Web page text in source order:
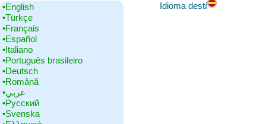
•‎English
•‎Türkçe
•‎Français
•‎Español
•‎Italiano
•‎Português brasileiro
•‎Deutsch
•‎Română
•‎عربي
•‎Русский
•‎Svenska
Idioma destí